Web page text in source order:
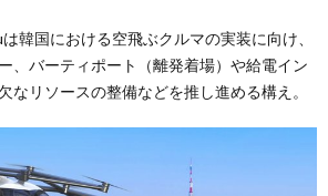
韓国における空飛ぶクルマの実装に向け、
、バーティポート（離発着場）や給電イン
なリソースの整備などを推し進める構え。